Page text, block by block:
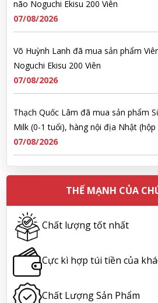
Võ Huỳnh Lanh đã mua sản phẩm
Thạch Quốc Lâm đã mua sản phẩm
Ngô Quốc Cường đã mua sản phẩm
07/08/2026
Lê Công Hoàng Huy đã mua sản
não Noguchi Ekisu 200 Viên
07/08/2026
Hoàng Nhật Nam đã mua sản phẩm
Soap dạng túi 400ml Nhật Bản
07/08/2026
THẾ MẠNH CỦA
Chất lượng tốt nhất
Cực kì hợp túi tiền của
Chất Lượng Sản Phẩm